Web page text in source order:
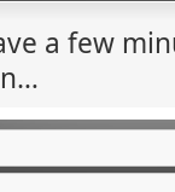
a few